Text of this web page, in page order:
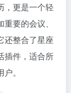
，更是一个轻
要的会议、
还整合了星座
插件，适合所
。